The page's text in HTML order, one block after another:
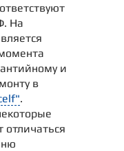
На
и
в
.